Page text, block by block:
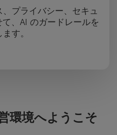
プライバシー、セキュ
、AI のガードレールを
す。
環境へようこそ